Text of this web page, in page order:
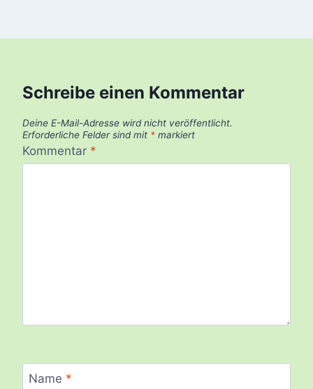
Schreibe einen Kommentar
Deine E-Mail-Adresse wird nicht veröffentlicht.
Erforderliche Felder sind mit * markiert
Kommentar *
Name *